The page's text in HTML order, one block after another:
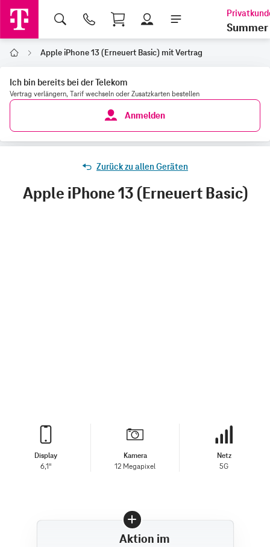
Shopping Cart
Summer
Home Apple iPhone 13 (Erneuert Basic) mit Vertrag
Ich bin bereits bei der Telekom
Vertrag verlängern, Tarif wechseln oder Zusatzkarten bestellen
Anmelden
Zurück zu allen Geräten
Apple iPhone 13 (Erneuert Basic)
Display
6,1"
Kamera
12 Megapixel
Netz
5G
Aktion im